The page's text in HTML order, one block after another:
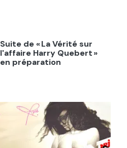
Suite de « La Vérité sur
l'affaire Harry Quebert »
en préparation